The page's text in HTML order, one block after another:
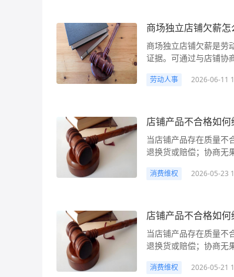
商场独立店铺欠薪怎
商场独立店铺欠薪是劳
证据。可通过与店铺协
权时需注意仲裁时效及法律
资金链断裂或恶意拖欠
拖欠3个月工资，多次
析： 首先需明确劳动
体工商户还是公司）
劳动报酬。第八十五条
期不付的，需按应付金
财产、逃匿等方法逃避
“商场是否有义务帮店
劳动人事 2026-06-11
店铺产品不合格如何
当店铺产品存在质量不
退换货或赔偿；协商无
商家存在欺诈行为，还可要求三
只能自认倒霉，而是有
如，小王在某网店购买
有权要求商家承担相应
费者享有安全保障权
消费维权 2026-05-23
店铺产品不合格如何
当店铺产品存在质量不
退换货或赔偿；协商无
商家存在欺诈行为，还可要求三
消费维权 2026-05-21